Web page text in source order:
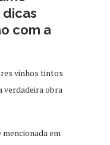
com a
vinhos tintos
verdadeira obra
mencionada em